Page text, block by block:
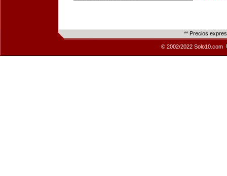
** Precios
© 2002/2022 Solo10.com